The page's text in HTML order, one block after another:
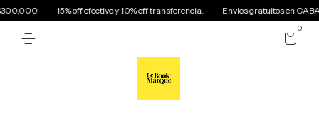
15% off efectivo y 10% off transferencia. Envios gratuitos en
0